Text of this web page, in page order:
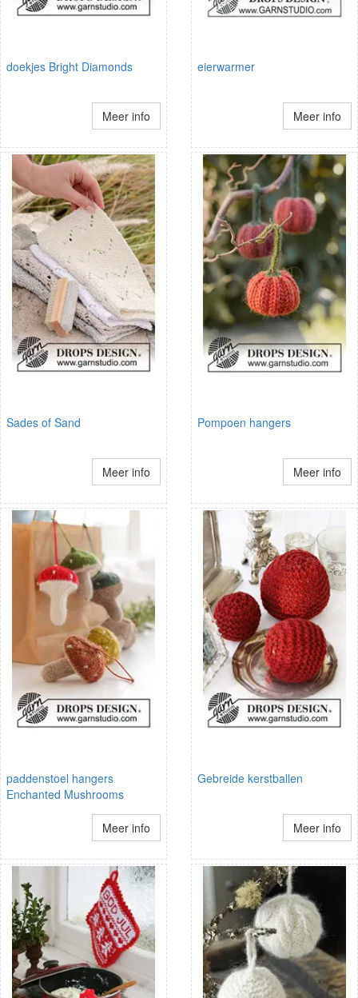
doekjes Bright Diamonds
Meer info
eierwarmer
Meer info
Sades of Sand
Meer info
Pompoen hangers
Meer info
paddenstoel hangers
Enchanted Mushrooms
Meer info
Gebreide kerstballen
Meer info